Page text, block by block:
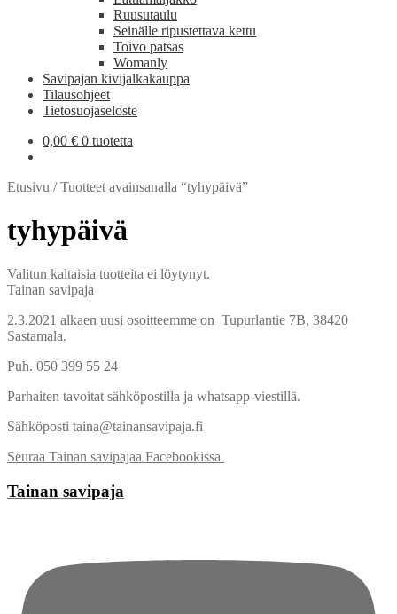
Ruusutaulu
Seinälle ripustettava kettu
Toivo patsas
Womanly
Savipajan kivijalkakauppa
Tilausohjeet
Tietosuojaseloste
0,00 € 0 tuotetta
Etusivu /Tuotteet avainsanalla “tyhypäivä”
tyhypäivä
Valitun kaltaisia tuotteita ei löytynyt.
Tainan savipaja
2.3.2021 alkaen uusi osoitteemme on Tupurlantie 7B, 38420
Sastamala.
Puh. 050 399 55 24
Parhaiten tavoitat sähköpostilla ja whatsapp-viestillä.
Sähköposti taina@tainansavipaja.fi
Seuraa Tainan savipajaa Facebookissa
Tainan savipaja